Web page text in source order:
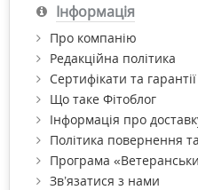
Інформація
Про компанію
Редакційна політика
Сертифікати та гарантії
Що таке Фітоблог
Інформація про
Політика повернення
Програма
Зв’язатися з нами